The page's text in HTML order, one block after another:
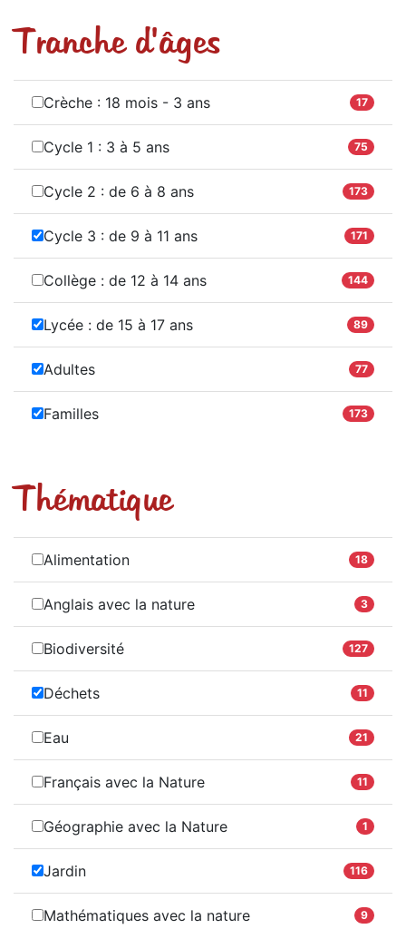
Tranche d'âges
Crèche : 18 mois - 3 ans 17
Cycle 1 : 3 à 5 ans 75
Cycle 2 : de 6 à 8 ans 173
Cycle 3 : de 9 à 11 ans 171
Collège : de 12 à 14 ans 144
Lycée : de 15 à 17 ans 89
Adultes 77
Familles 173
Thématique
Alimentation 18
Anglais avec la nature 3
Biodiversité 127
Déchets 11
Eau 21
Français avec la Nature 11
Géographie avec la Nature 1
Jardin 116
Mathématiques avec la nature 9